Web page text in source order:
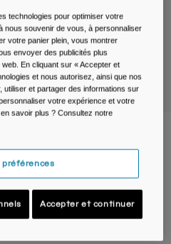
MUG SST 600ml
technologies pour optimiser votre
nous souvenir de vous, à personnaliser
votre panier plein, vous montrer
envoyer des publicités plus
En cliquant sur « Accepter et
et nous autorisez, ainsi que nos
utiliser et partager des informations sur
votre expérience et votre
savoir plus ? Consultez notre
préférences
Accepter et continuer